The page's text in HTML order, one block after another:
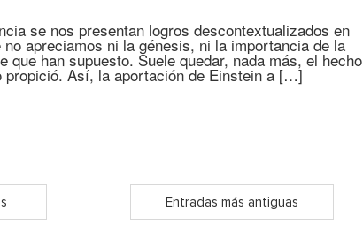
se nos presentan logros descontextualizados en
apreciamos ni la génesis, ni la importancia de la
que han supuesto. Suele quedar, nada más, el hecho
propició. Así, la aportación de Einstein a […]
Entradas más antiguas